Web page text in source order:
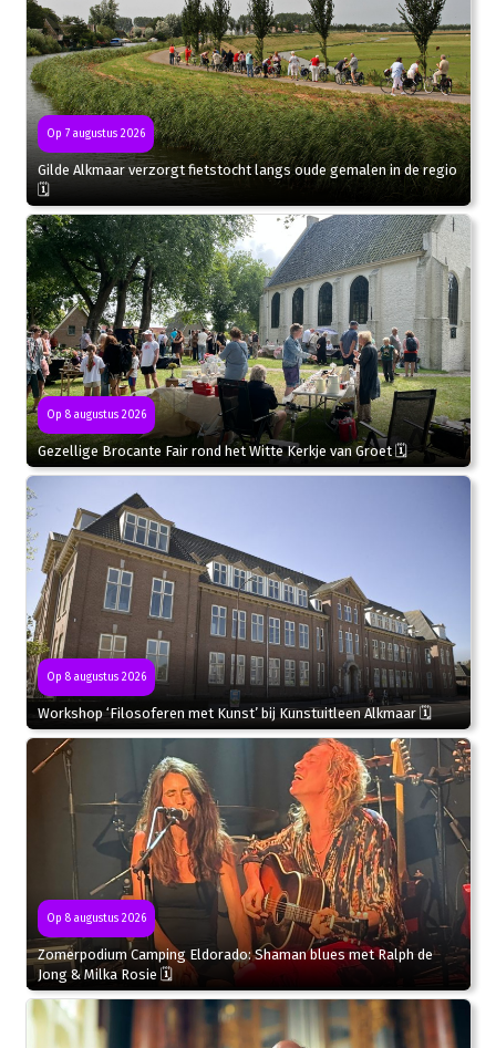
Op 7 augustus 2026
Gilde Alkmaar verzorgt fietstocht langs oude gemalen in de regio
🗓
Op 8 augustus 2026
Gezellige Brocante Fair rond het Witte Kerkje van Groet 🗓
Op 8 augustus 2026
Workshop ‘Filosoferen met Kunst’ bij Kunstuitleen Alkmaar 🗓
Op 8 augustus 2026
Zomerpodium Camping Eldorado: Shaman blues met Ralph de
Jong & Milka Rosie 🗓